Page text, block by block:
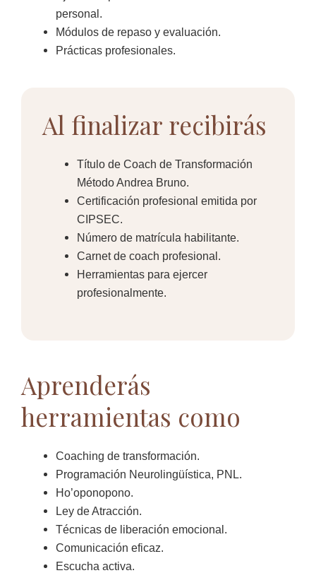
personal.
Módulos de repaso y evaluación.
Prácticas profesionales.
Al finalizar recibirás
Título de Coach de Transformación
Método Andrea Bruno.
Certificación profesional emitida por
CIPSEC.
Número de matrícula habilitante.
Carnet de coach profesional.
Herramientas para ejercer
profesionalmente.
Aprenderás
herramientas como
Coaching de transformación.
Programación Neurolingüística, PNL.
Ho’oponopono.
Ley de Atracción.
Técnicas de liberación emocional.
Comunicación eficaz.
Escucha activa.